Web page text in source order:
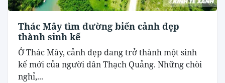
Thác Mây tìm đường biến cảnh đẹp
thành sinh kế
Ở Thác Mây, cảnh đẹp đang trở thành một sinh
kế mới của người dân Thạch Quảng. Những chòi
nghỉ,...